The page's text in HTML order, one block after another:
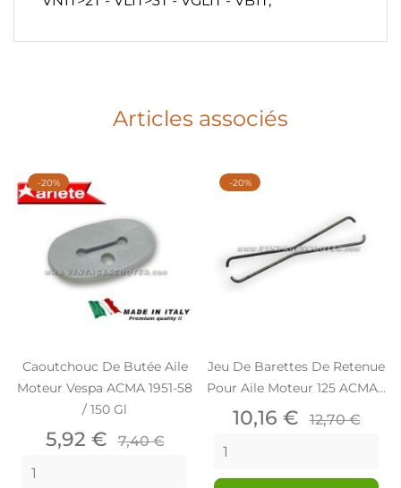
Articles associés
Caoutchouc De Butée Aile
Moteur Vespa ACMA 1951-58
/ 150 Gl
Prix
5,92 € Prix
7,40 €
-20%
Jeu De Barettes De Retenue
Pour Aile Moteur 125 ACMA...
Prix
10,16 € Prix
12,70 €
-20%